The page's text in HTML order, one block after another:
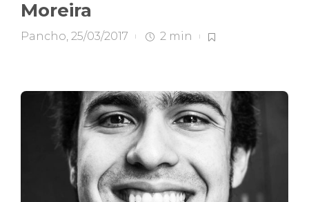
Moreira
Pancho, 25/03/2017 2 min